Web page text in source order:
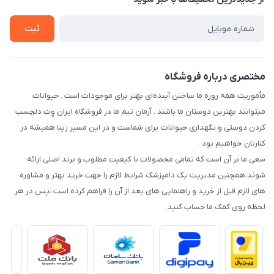
سوالات متداول
شرایط ارسال رایگان
ثبت
مختصری درباره فروشگاه
مأموریت همه روزه ما ساختن آینده‌ای بهتر برای موجودات است . حیوانات
میتوانند بهترین دوستان ما باشند . آرمان تیم ما در فروشگاه ایران وِت دلچسب
کردن دوستی و نگهداری حیوانات برای شماست و در این مسیر زیبا همیشه در
کنارتان خواهیم بود .
سعی ما بر آن است که تمامی محصولات با کیفیت مطلوب و برند اصلی ارائه
شوند،همچنین مدیریت یک دامپزشک شرایط لازم را جهت خرید بهتر و مشاوره
های لازم قبل از خرید و راهنمایی های بعد از آن را فراهم کرده است ،پس در هر
لحظه روی کمک ما حساب کنید.